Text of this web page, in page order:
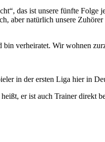
das ist unsere fünfte Folge
aber natürlich unsere
verheiratet. Wir wohnen
in der ersten Liga hier in
er ist auch Trainer direkt